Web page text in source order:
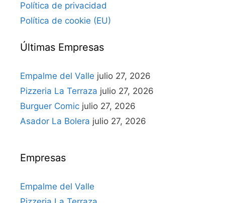
Política de privacidad
Política de cookie (EU)
Últimas Empresas
Empalme del Valle julio 27, 2026
Pizzeria La Terraza julio 27, 2026
Burguer Comic julio 27, 2026
Asador La Bolera julio 27, 2026
Empresas
Empalme del Valle